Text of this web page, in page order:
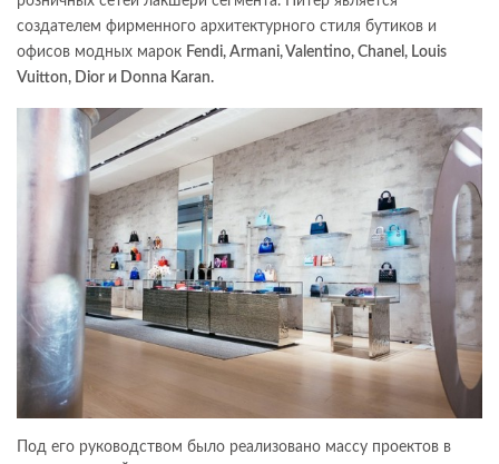
создателем фирменного архитектурного стиля бутиков и
офисов модных марок Fendi, Armani, Valentino, Chanel, Louis
Vuitton, Dior и Donna Karan.
Под его руководством было реализовано массу проектов в